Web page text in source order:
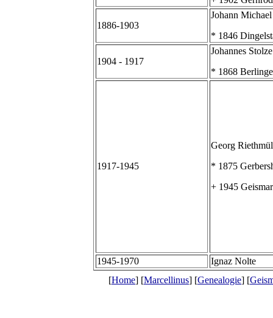
1886-1903
Johann
* 1846
1904 - 1917
Johannes Stolze
* 1868
1917-1945
Georg
* 1875
+ 1945 Geismar
1945-1970
Ignaz Nolte
[Home] [Marcellinus] [Genealogie] [